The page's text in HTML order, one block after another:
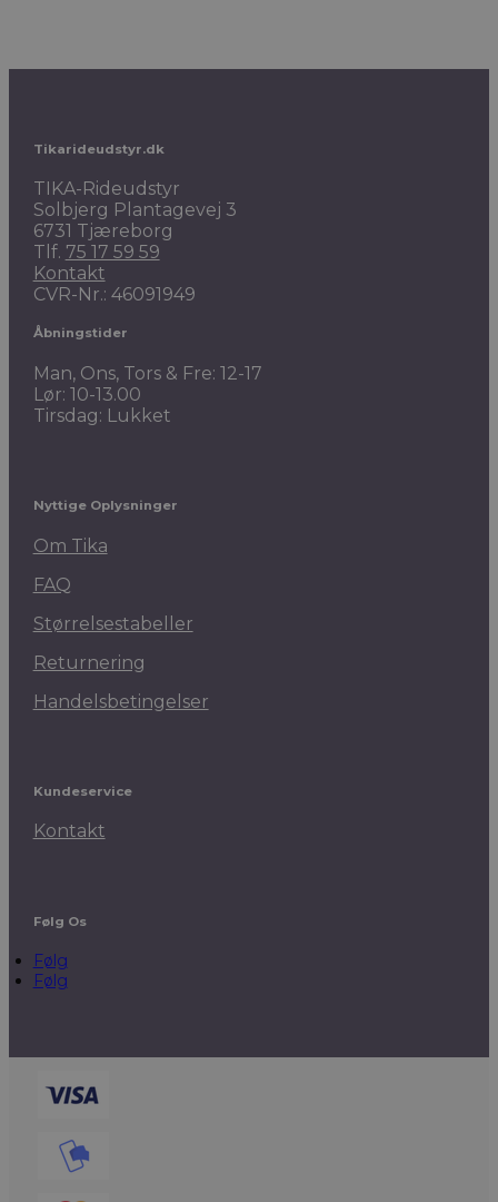
Tikarideudstyr.dk
TIKA-Rideudstyr
Solbjerg Plantagevej 3
6731 Tjæreborg
Tlf. 75 17 59 59
Kontakt
CVR-Nr.: 46091949
Åbningstider
Man, Ons, Tors & Fre: 12-17
Lør: 10-13.00
Tirsdag: Lukket
Nyttige Oplysninger
Om Tika
FAQ
Størrelsestabeller
Returnering
Handelsbetingelser
Kundeservice
Kontakt
Følg Os
Følg
Følg